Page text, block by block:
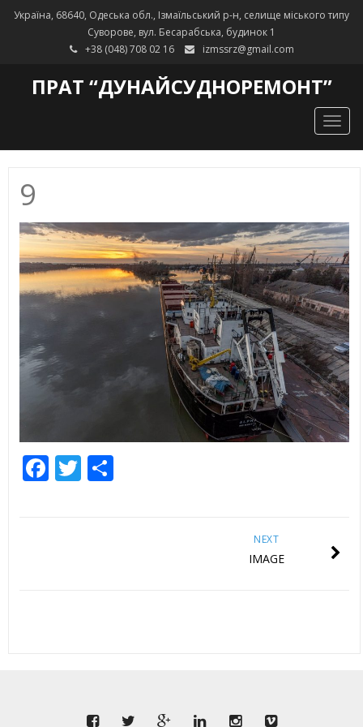
Україна, 68640, Одеська обл., Ізмаїльський р-н, селище міського типу
Суворове, вул. Бесарабська, будинок 1
+38 (048) 708 02 16
izmssrz@gmail.com
ПРАТ “ДУНАЙСУДНОРЕМОНТ”
9
Facebook
Twitter
Share
NEXT
IMAGE